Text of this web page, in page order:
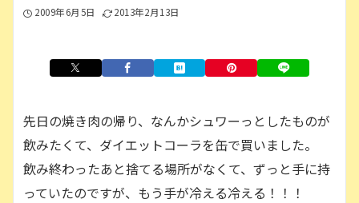
2009年6月5日 2013年2月13日
先日の焼き肉の帰り、なんかシュワーっとしたものが
飲みたくて、ダイエットコーラを缶で買いました。
飲み終わったあと捨てる場所がなくて、ずっと手に持
っていたのですが、もう手が冷える冷える！！！